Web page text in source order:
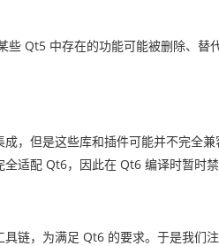
些 Qt5 中存在的功能可能被删除、
，但是这些库和插件可能并不完全
适配 Qt6，因此在 Qt6 编译时暂时
链，为满足 Qt6 的要求。于是我们注